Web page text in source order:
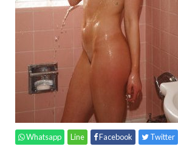
Whatsapp Line Facebook Twitter